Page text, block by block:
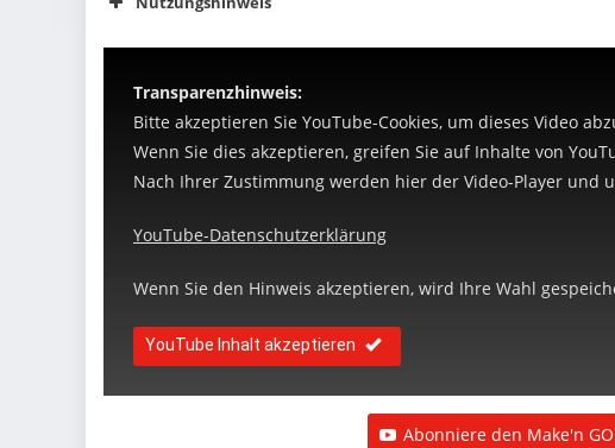
Transparenzhinweis:
Bitte akzeptieren Sie YouTube-Cookies, um dieses Video
Wenn Sie dies akzeptieren, greifen Sie auf Inhalte von
Nach Ihrer Zustimmung werden hier der Video-Player und
YouTube-Datenschutzerklärung
Wenn Sie den Hinweis akzeptieren, wird Ihre Wahl
YouTube Inhalt akzeptieren
Abonniere den Make'n